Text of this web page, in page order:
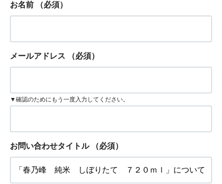
お名前 （必須）
メールアドレス （必須）
▼確認のためにもう一度入力してください。
お問い合わせタイトル （必須）